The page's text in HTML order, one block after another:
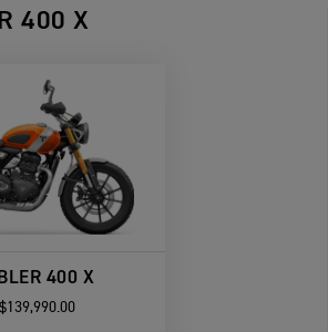
400 X
400 X
$139,990.00